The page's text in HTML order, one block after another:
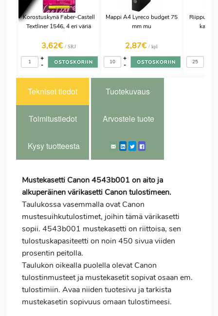
Korostuskynä Faber-Castell
Textliner 1546, 4 eri väriä
3,62€ / SRJ
-
+
Mappi A4 Lyreco budget 75
mm mu
2,87€ / kpl
-
+
Tekniset tiedot Tuotekuvaus
Toimitustiedot Arvostele tuote
Kysy tuotteesta
Mustekasetti Canon 4543b001 on aito ja
alkuperäinen värikasetti Canon tulostimeen.
Taulukossa vasemmalla ovat Canon
mustesuihkutulostimet, joihin tämä värikasetti
sopii. 4543b001 mustekasetti on riittoisa, sen
tulostuskapasiteetti on noin 450 sivua viiden
prosentin peitolla.
Taulukon oikealla puolella olevat Canon
tulostinmusteet ja mustekasetit sopivat osaan em.
tulostimiin. Avaa niiden tuotesivu ja tarkista
mustekasetin sopivuus omaan tulostimeesi.